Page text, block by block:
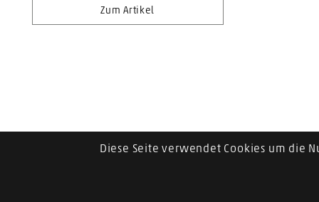
Zum Artikel
Diese Seite verwendet Cookies um die